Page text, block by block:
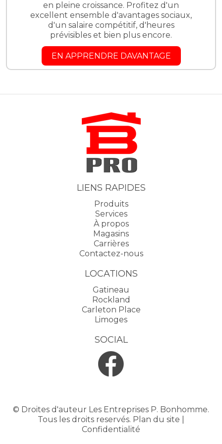
en pleine croissance. Profitez d'un
excellent ensemble d'avantages sociaux,
d'un salaire compétitif, d'heures
prévisibles et bien plus encore.
EN APPRENDRE DAVANTAGE
LIENS RAPIDES
Produits
Services
À propos
Magasins
Carrières
Contactez-nous
LOCATIONS
Gatineau
Rockland
Carleton Place
Limoges
SOCIAL
© Droites d'auteur Les Entreprises P. Bonhomme.
Tous les droits reservés. Plan du site
Confidentialité